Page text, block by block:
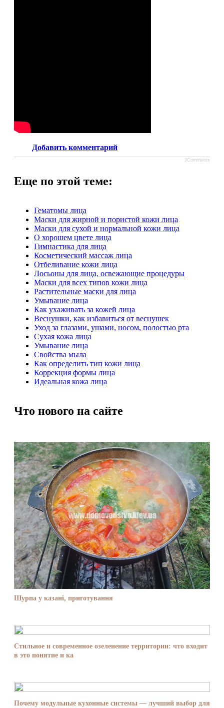
Добавить комментарий
JComments
Еще по этой теме:
Гематомы лица
Маски для жирной и пористой кожи лица
Маски для сухой и нормальной кожи лица
О хорошем цвете лица
Гимнастика для лица
Косметический массаж лица
Отбеливание кожи лица
Лосьоны для лица, освежающие процедуры
Маски для всех типов кожи лица
Растительные маски для лица
Умывание лица
Как ухаживать за кожей лица
Веснушки, как избавиться от веснушек
Уход за глазами, ушами, носом, полостью рта
Сухая кожа лица
Умывание лица
Свойства мыла
Как определить тип кожи лица
Коррекция формы лица
Идеальная кожа лица
Что нового на сайте
Шурпа у казані, приготування
Стильное и современное озеленение территории: что входит
в это понятие и ка
Почему модульные кухонные системы — лучший выбор для